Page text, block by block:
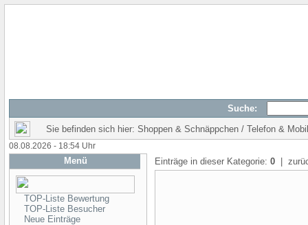
Suche:
Sie befinden sich hier: Shoppen & Schnäppchen / Telefon & Mobil
08.08.2026 - 18:54 Uhr
Menü
TOP-Liste Bewertung
TOP-Liste Besucher
Neue Einträge
Einträge in dieser Kategorie: 0 |